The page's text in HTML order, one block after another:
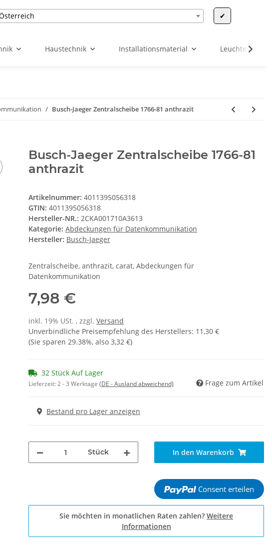
✔
Haustechnik Installationsmaterial Leuchten &
Busch-Jaeger Zentralscheibe 1766-81 anthrazit
Busch-Jaeger Zentralscheibe 1766-81
anthrazit
Artikelnummer: 4011395056318
GTIN: 4011395056318
Hersteller-NR.: 2CKA001710A3613
Kategorie: Abdeckungen für Datenkommunikation
Hersteller: Busch-Jaeger
Zentralscheibe, anthrazit, carat, Abdeckungen für
Datenkommunikation
7,98 €
inkl. 19% USt. , zzgl. Versand
Unverbindliche Preisempfehlung des Herstellers: 11,30 €
(Sie sparen 29.38%, also 3,32 €)
32 Stück Auf Lager
Lieferzeit:2 - 3 Werktage (DE - Ausland abweichend) Frage zum Artikel
Bestand pro Lager anzeigen
Stück In den Warenkorb
Consent erteilen
Sie möchten in monatlichen Raten zahlen? Weitere
Informationen